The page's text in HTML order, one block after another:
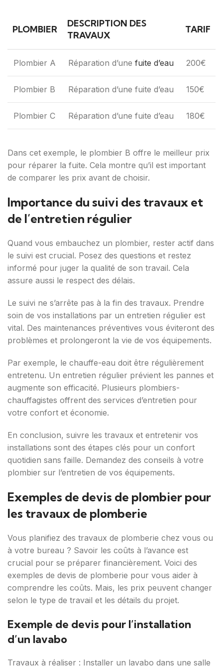
PLOMBIER
DESCRIPTION DES
TRAVAUX
TARIF
Plombier A Réparation d’une fuite d’eau 200€
Plombier B Réparation d’une fuite d’eau 150€
Plombier C Réparation d’une fuite d’eau 180€
Dans cet exemple, le plombier B offre le meilleur prix
pour réparer la fuite. Cela montre qu’il est important
de comparer les prix avant de choisir.
Importance du suivi des travaux et
de l’entretien régulier
Quand vous embauchez un plombier, rester actif dans
le suivi est crucial. Posez des questions et restez
informé pour juger la qualité de son travail. Cela
assure aussi le respect des délais.
Le suivi ne s’arrête pas à la fin des travaux. Prendre
soin de vos installations par un entretien régulier est
vital. Des maintenances préventives vous éviteront des
problèmes et prolongeront la vie de vos équipements.
Par exemple, le chauffe-eau doit être régulièrement
entretenu. Un entretien régulier prévient les pannes et
augmente son efficacité. Plusieurs plombiers-
chauffagistes offrent des services d’entretien pour
votre confort et économie.
En conclusion, suivre les travaux et entretenir vos
installations sont des étapes clés pour un confort
quotidien sans faille. Demandez des conseils à votre
plombier sur l’entretien de vos équipements.
Exemples de devis de plombier pour
les travaux de plomberie
Vous planifiez des travaux de plomberie chez vous ou
à votre bureau ? Savoir les coûts à l’avance est
crucial pour se préparer financièrement. Voici des
exemples de devis de plomberie pour vous aider à
comprendre les coûts. Mais, les prix peuvent changer
selon le type de travail et les détails du projet.
Exemple de devis pour l’installation
d’un lavabo
Travaux à réaliser : Installer un lavabo dans une salle